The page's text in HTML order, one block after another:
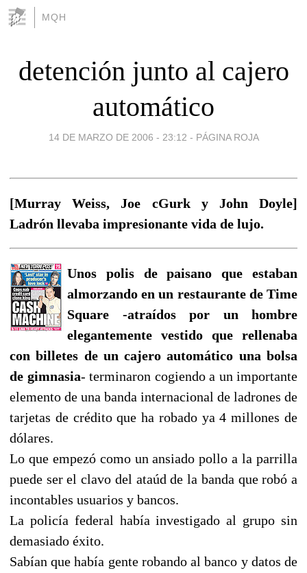
MQH
detención junto al cajero
automático
14 DE MARZO DE 2006 - 23:12 - PÁGINA ROJA
[Murray Weiss, Joe cGurk y John Doyle]
Ladrón llevaba impresionante vida de lujo.
Unos polis de paisano que estaban
almorzando en un restaurante de Time
Square -atraídos por un hombre
elegantemente vestido que rellenaba
con billetes de un cajero automático una bolsa
de gimnasia- terminaron cogiendo a un importante
elemento de una banda internacional de ladrones de
tarjetas de crédito que ha robado ya 4 millones de
dólares.
Lo que empezó como un ansiado pollo a la parrilla
puede ser el clavo del ataúd de la banda que robó a
incontables usuarios y bancos.
La policía federal había investigado al grupo sin
demasiado éxito.
Sabían que había gente robando al banco y datos de